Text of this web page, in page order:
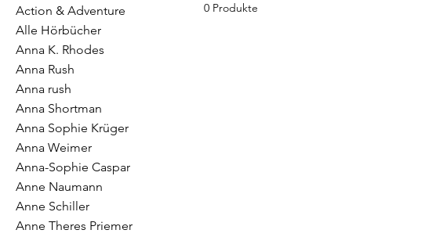
Action & Adventure
Alle Hörbücher
Anna K. Rhodes
Anna Rush
Anna rush
Anna Shortman
Anna Sophie Krüger
Anna Weimer
Anna-Sophie Caspar
Anne Naumann
Anne Schiller
Anne Theres Priemer
0 Produkte